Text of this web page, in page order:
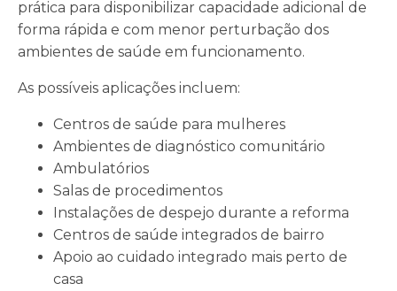
prática para disponibilizar capacidade adicional de
forma rápida e com menor perturbação dos
ambientes de saúde em funcionamento.
As possíveis aplicações incluem:
Centros de saúde para mulheres
Ambientes de diagnóstico comunitário
Ambulatórios
Salas de procedimentos
Instalações de despejo durante a reforma
Centros de saúde integrados de bairro
Apoio ao cuidado integrado mais perto de
casa